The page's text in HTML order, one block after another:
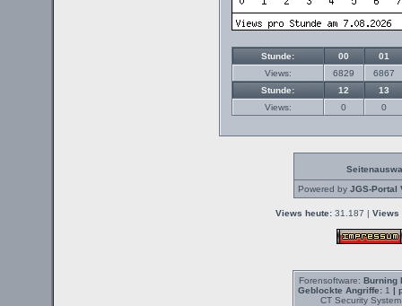
Stunde: 00
01
Views:
6829
6867
Stunde:
12
13
Views:
0 0
Powered by JGS-Portal
Views heute: 31.187 | Views
Forensoftware: Burning
Geblockte Angriffe:1 |
CT Security